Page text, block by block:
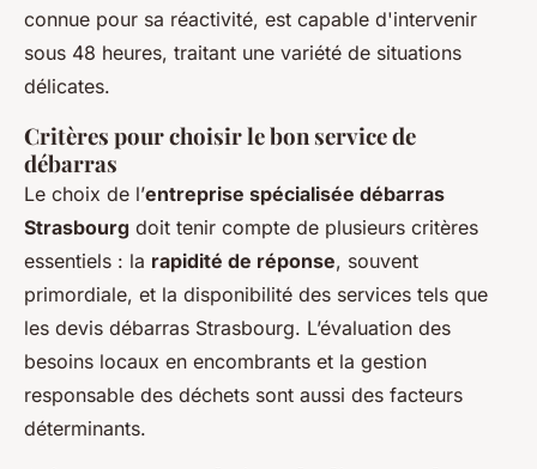
connue pour sa réactivité, est capable d'intervenir
sous 48 heures, traitant une variété de situations
délicates.
Critères pour choisir le bon service de
débarras
Le choix de l’entreprise spécialisée débarras
Strasbourg doit tenir compte de plusieurs critères
essentiels : la rapidité de réponse, souvent
primordiale, et la disponibilité des services tels que
les devis débarras Strasbourg. L’évaluation des
besoins locaux en encombrants et la gestion
responsable des déchets sont aussi des facteurs
déterminants.